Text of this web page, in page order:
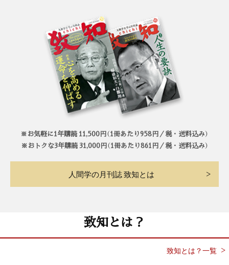
※お気軽に1年購読 11,500円（1冊あたり958円／税・送料込み）
※おトクな3年購読 31,000円（1冊あたり861円／税・送料込み）
人間学の月刊誌 致知とは
致知とは？
致知とは？一覧